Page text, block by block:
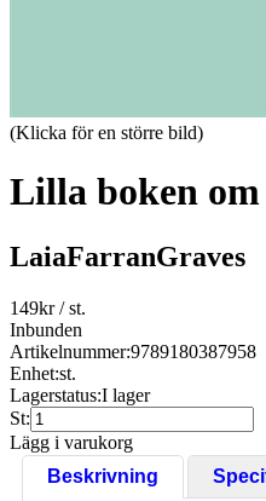
(Klicka för en större bild)
Lilla boken
LaiaFarranGraves
149kr/ st.
Inbunden
Artikelnummer:9789180387958
Enhet:st.
Lagerstatus:I lager
St:
Lägg i varukorg
Beskrivning